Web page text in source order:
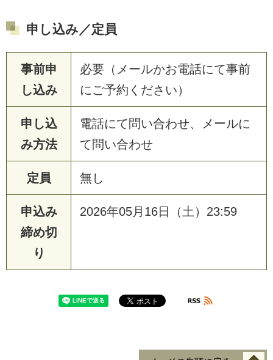
申し込み／定員
事前申
し込み
必要（メールかお電話にて事前
にご予約ください）
申し込
み方法
電話にて問い合わせ、メールに
て問い合わせ
定員 無し
申込み
締め切
り
2026年05月16日（土）23:59